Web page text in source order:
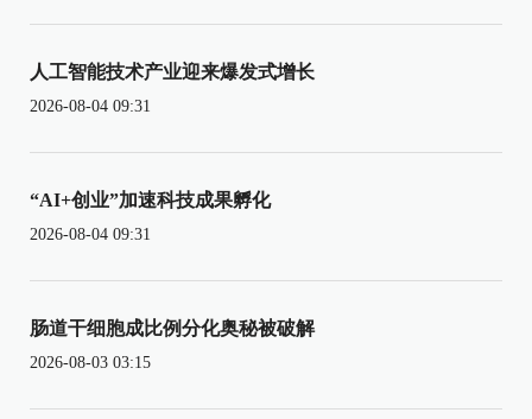
人工智能技术产业迎来爆发式增长
2026-08-04 09:31
“AI+创业”加速科技成果孵化
2026-08-04 09:31
肠道干细胞成比例分化奥秘被破解
2026-08-03 03:15